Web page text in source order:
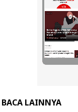
BACA LAINNYA